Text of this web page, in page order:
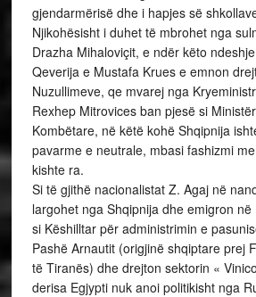
gjendarmërisë dhe i hapjes së
Njikohësisht i duhet të mbrohet nga
Drazha Mihaloviçit, e ndër këto
Qeverija e Mustafa Krues e emnon
Nuzullimeve, qe mvarej nga
Rexhep Mitrovices ban pjesë si
Kombëtare, në këtë kohë Shqipnija
pavarme e neutrale, mbasi fashizmi
kishte ra.
Si të gjithë nacionalistat Z. Agaj në
largohet nga Shqipnija dhe emigron
si Këshilltar për administrimin e
Pashë Arnautit (origjinë shqiptare prej
të Tiranës) dhe drejton sektorin «
derisa Egjypti nuk anoi politikisht nga